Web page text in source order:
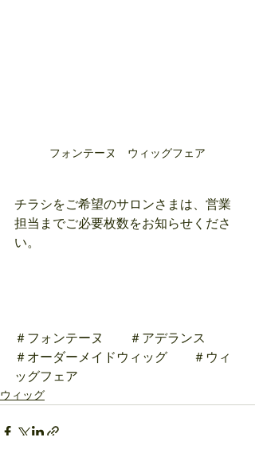
フォンテーヌ　ウィッグフェア
チラシをご希望のサロンさまは、営業
担当までご必要枚数をお知らせくださ
い。
＃フォンテーヌ　　＃アデランス
＃オーダーメイドウィッグ　　＃ウィ
ッグフェア
ウィッグ